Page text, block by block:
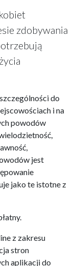
zdobywania
do
i na
powodów
jest
jako te istotne z
z zakresu
stron
aplikacji do